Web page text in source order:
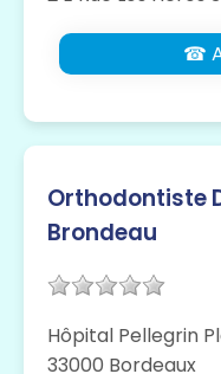
☎
Orthodontiste
Brondeau
Hôpital Pellegrin
33000 Bordeaux